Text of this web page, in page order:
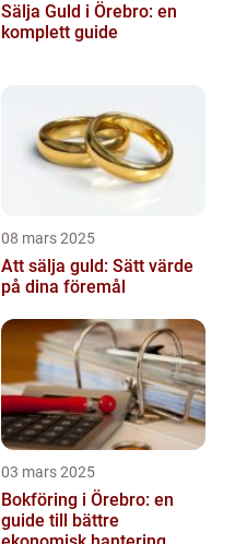
Sälja Guld i Örebro: en
komplett guide
08 mars 2025
Att sälja guld: Sätt värde
på dina föremål
03 mars 2025
Bokföring i Örebro: en
guide till bättre